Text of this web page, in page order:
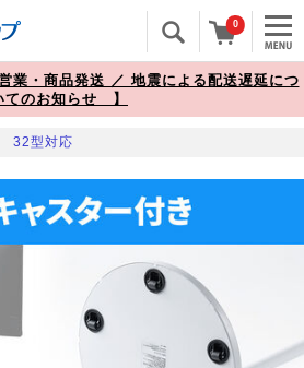
0
業・商品発送 ／ 地震による配送遅延につ
てのお知らせ 】
32型対応